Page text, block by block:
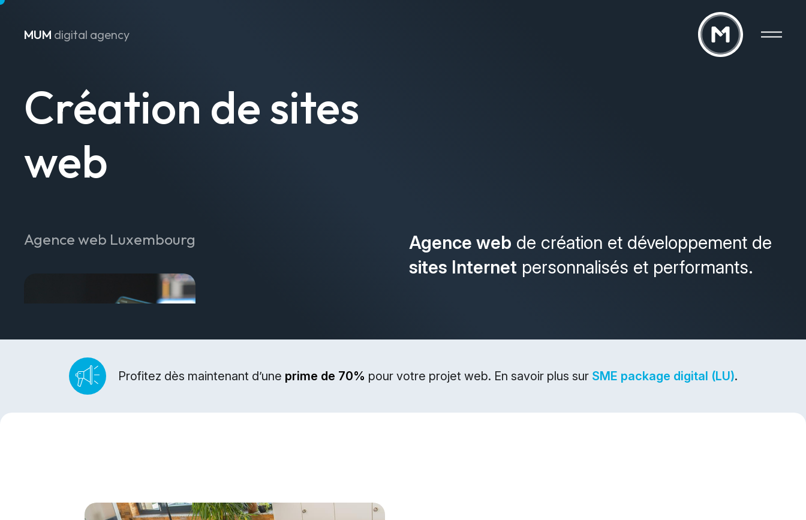
Passer au contenu
MUM digital agency
Création de sites
web
Agence web Luxembourg Agence web de création et développement de
sites Internet personnalisés et performants.
Profitez dès maintenant d’une prime de 70% pour votre projet web. En savoir plus sur SME package digital (LU).